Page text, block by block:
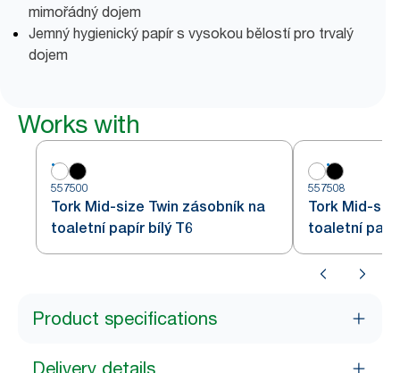
mimořádný dojem
Jemný hygienický papír s vysokou bělostí pro trvalý
dojem
Works with
557500
Tork Mid-size Twin zásobník na
toaletní papír bílý T6
557508
Tork Mid-
toaletní
Product specifications
Delivery details